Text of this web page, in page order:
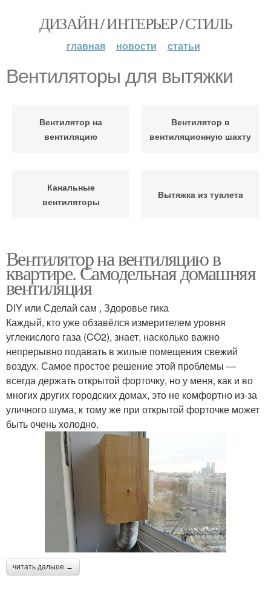
ДИЗАЙН / ИНТЕРЬЕР / СТИЛЬ
главная новости статьи
Вентиляторы для вытяжки
Вентилятор на
вентиляцию
Вентилятор в
вентиляционную шахту
Канальные
вентиляторы
Вытяжка из туалета
Вентилятор на вентиляцию в
квартире. Самодельная домашняя
вентиляция
DIY или Сделай сам , Здоровье гика
Каждый, кто уже обзавёлся измерителем уровня
углекислого газа (CO2), знает, насколько важно
непрерывно подавать в жилые помещения свежий
воздух. Самое простое решение этой проблемы —
всегда держать открытой форточку, но у меня, как и во
многих других городских домах, это не комфортно из-за
уличного шума, к тому же при открытой форточке может
быть очень холодно.
читать дальше →